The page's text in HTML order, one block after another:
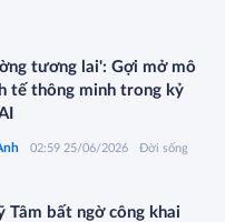
tương lai': Gợi mở mô
tế thông minh trong kỷ
02:59 25/06/2026 Đời sống
Tâm bất ngờ công khai